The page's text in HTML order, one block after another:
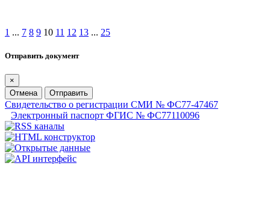
1 ... 7 8 9 10 11 12 13 ... 25
Отправить документ
×
Отмена
Отправить
Свидетельство о регистрации СМИ № ФС77-47467
Электронный паспорт ФГИС № ФС77110096